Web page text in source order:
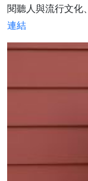
閱聽人與流行文化
連結